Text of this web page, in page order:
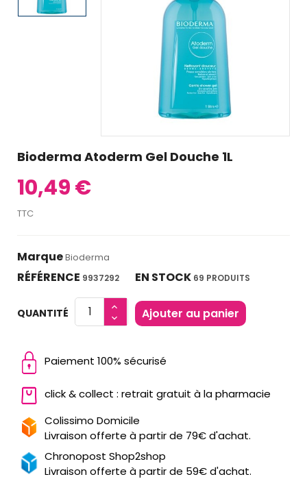
Bioderma Atoderm Gel Douche 1L
10,49 €
TTC
MarqueBioderma
RÉFÉRENCE 9937292 EN STOCK 69 PRODUITS
QUANTITÉ Ajouter au panier
Paiement 100% sécurisé
click & collect : retrait gratuit à la pharmacie
Colissimo Domicile
Livraison offerte à partir de 79€ d'achat.
Chronopost Shop2shop
Livraison offerte à partir de 59€ d'achat.